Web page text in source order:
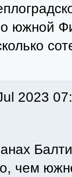
южной
2023
чем